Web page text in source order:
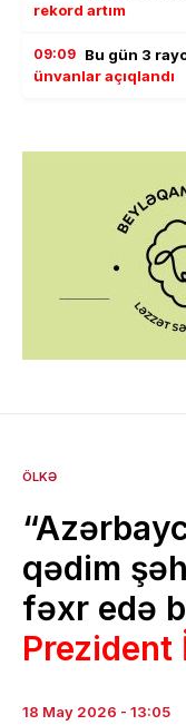
rekord artım
09:09 Bu gün 3
ünvanlar açıqlandı
ÖLKƏ
qədim
fəxr edə
Prezident
18 May 2026 - 13:05